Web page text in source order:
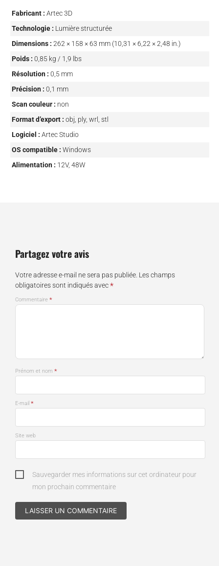
Fabricant : Artec 3D
Technologie : Lumière structurée
Dimensions : 262 × 158 × 63 mm (10,31 × 6,22 × 2,48 in.)
Poids : 0,85 kg / 1,9 lbs
Résolution : 0,5 mm
Précision : 0,1 mm
Scan couleur : non
Format d’export : obj, ply, wrl, stl
Logiciel : Artec Studio
OS compatible : Windows
Alimentation : 12V, 48W
Partagez votre avis
Votre adresse e-mail ne sera pas publiée. Les champs
obligatoires sont indiqués avec*
Commentaire *
Prénom et nom *
E-mail *
Site web
Sauvegarder mes informations sur cet ordinateur pour
mon prochain commentaire